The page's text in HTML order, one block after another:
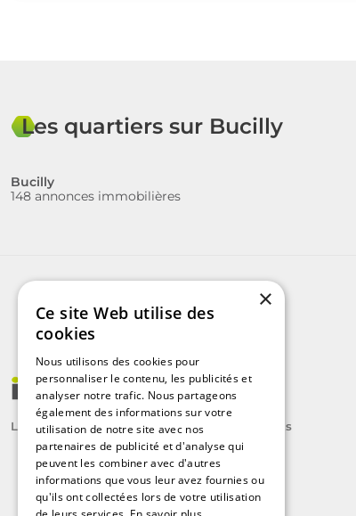
Les quartiers sur Bucilly
Bucilly
148 annonces immobilières
Le label des agents immobiliers indépendants
×
Ce site Web utilise des
cookies
Nous utilisons des cookies pour
personnaliser le contenu, les publicités et
analyser notre trafic. Nous partageons
également des informations sur votre
utilisation de notre site avec nos
partenaires de publicité et d'analyse qui
peuvent les combiner avec d'autres
informations que vous leur avez fournies ou
qu'ils ont collectées lors de votre utilisation